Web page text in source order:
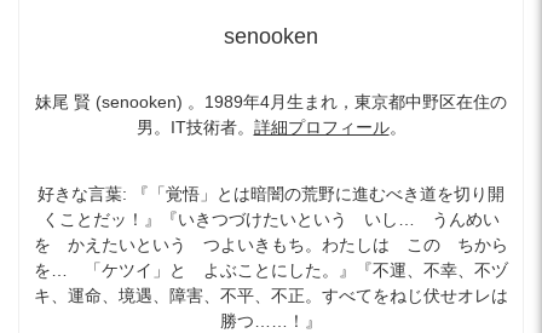
senooken
妹尾 賢 (senooken) 。1989年4月生まれ，東京都中野区在住の
男。IT技術者。 詳細プロフィール。
好きな言葉: 『「覚悟」とは暗闇の荒野に進むべき道を切り開
くことだッ！』『いきつづけたいという いし… うんめい
を かえたいという つよいきもち。わたしは この ちから
を… 「ケツイ」と よぶことにした。』『不運、不幸、不ヅ
キ、運命、境遇、障害、不平、不正。すべてをねじ伏せオレは
勝つ……！』